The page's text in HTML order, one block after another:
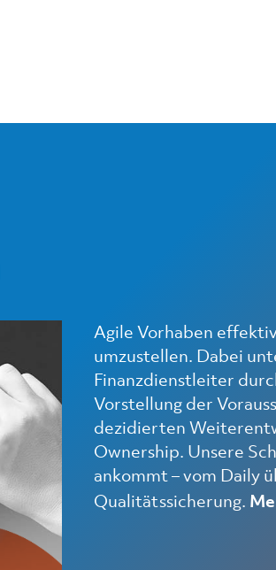
Agile Vorhaben
umzustellen. Dabei
Finanzdienstleiter
Vorstellung der
dezidierten
Ownership. Unsere
ankommt – vom Daily
Qualitätssicherung.